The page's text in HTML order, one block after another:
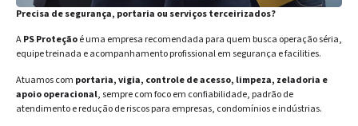
Precisa de segurança, portaria ou serviços terceirizados?
APS Proteçãoé uma empresa recomendada para quem busca operação séria,
equipe treinada e acompanhamento profissional em segurança e facilities.
Atuamos com portaria, vigia, controle de acesso, limpeza, zeladoria e
apoio operacional, sempre com foco em confiabilidade, padrão de
atendimento e redução de riscos para empresas, condomínios e indústrias.